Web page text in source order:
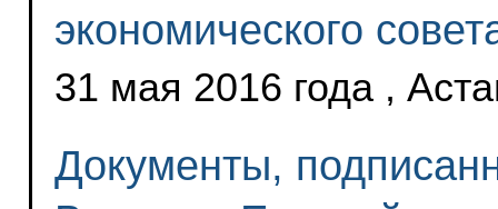
экономического
31 мая 2016 года ,
Документы,